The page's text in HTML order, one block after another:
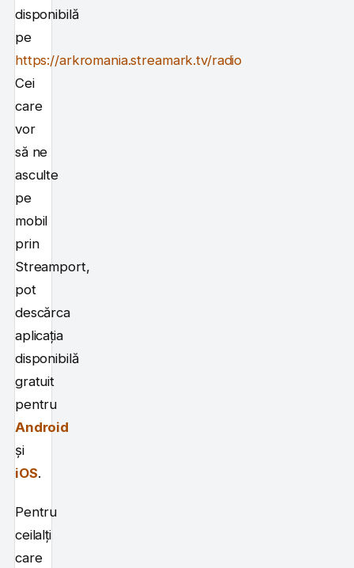
disponibilă
pe
https://arkromania.streamark.tv/radio
Cei
care
vor
să ne
asculte
pe
mobil
prin
Streamport,
pot
descărca
aplicația
disponibilă
gratuit
pentru
Android
și
iOS.
Pentru
ceilalți
care